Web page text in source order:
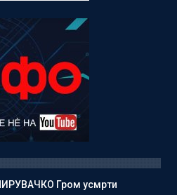
Гром усмрти